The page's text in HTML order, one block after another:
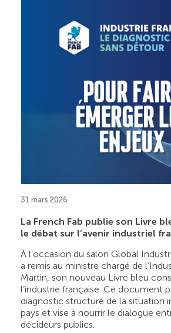
31 mars 2026
La French Fab publie son Livre
le débat sur l’avenir industriel
À l’occasion du salon Global
a remis au ministre chargé de
Martin, son nouveau Livre bleu
l’industrie française. Ce document
diagnostic structuré de la situation
pays et vise à nourrir le dialogue
décideurs publics.